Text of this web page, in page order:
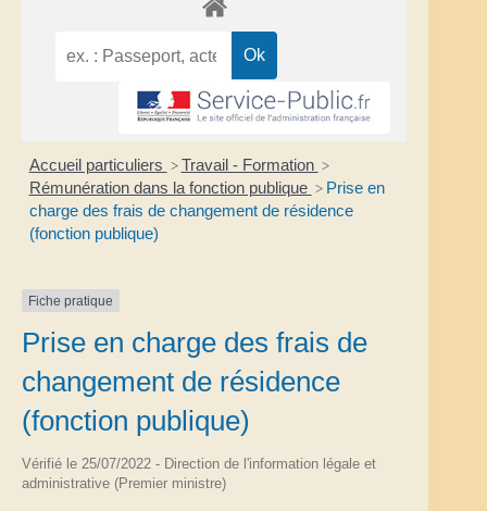
Accueil particuliers > Travail - Formation >
Rémunération dans la fonction publique > Prise en
charge des frais de changement de résidence
(fonction publique)
Fiche pratique
Prise en charge des frais de
changement de résidence
(fonction publique)
Vérifié le 25/07/2022 - Direction de l'information légale et
administrative (Premier ministre)